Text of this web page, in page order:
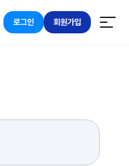
로그인 회원가입